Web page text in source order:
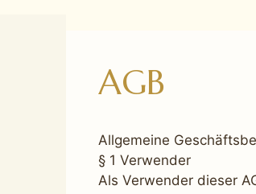
AGB
Allgemeine
§ 1 Verwender
Als Verwender dieser